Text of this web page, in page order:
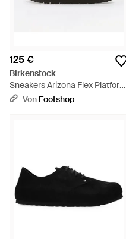
125 €
Birkenstock
Sneakers Arizona Flex Platform
Lenb Eur - Braun
Von Footshop